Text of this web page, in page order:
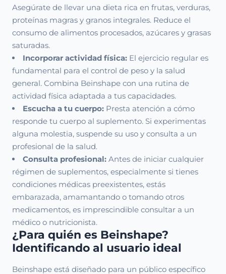
Asegúrate de llevar una dieta rica en frutas, verduras,
proteínas magras y granos integrales. Reduce el
consumo de alimentos procesados, azúcares y grasas
saturadas.
Incorporar actividad física: El ejercicio regular es
fundamental para el control de peso y la salud
general. Combina Beinshape con una rutina de
actividad física adaptada a tus capacidades.
Escucha a tu cuerpo: Presta atención a cómo
responde tu cuerpo al suplemento. Si experimentas
alguna molestia, suspende su uso y consulta a un
profesional de la salud.
Consulta profesional: Antes de iniciar cualquier
régimen de suplementos, especialmente si tienes
condiciones médicas preexistentes, estás
embarazada, amamantando o tomando otros
medicamentos, es imprescindible consultar a un
médico o nutricionista.
¿Para quién es Beinshape?
Identificando al usuario ideal
Beinshape está diseñado para un público específico